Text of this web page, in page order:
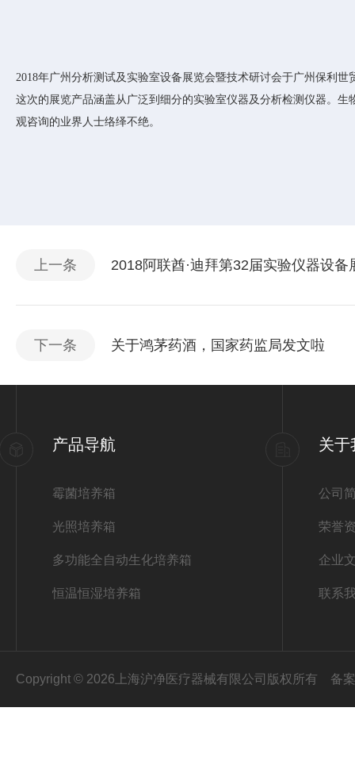
2018年广州分析测试及实验室设备展览会暨技术研讨会于广州保利世
这次的展览产品涵盖从广泛到细分的实验室仪器及分析检测仪器。
观咨询的业界人士络绎不绝。
上一条 2018阿联酋·迪拜第32届实验仪器设备
下一条 关于鸿茅药酒，国家药监局发文啦
产品导航
霉菌培养箱
光照培养箱
多功能全自动生化培养箱
恒温恒湿培养箱
关于
公司
荣誉
企业
联系
Copyright © 2026上海沪净医疗器械有限公司版权所有 备